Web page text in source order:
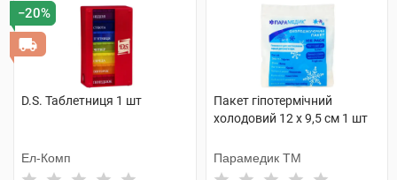
−20%
D.S. Таблетниця 1 шт
Ел-Комп
Пакет гіпотермічний
холодовий 12 x 9,5 см 1 шт
Парамедик ТМ